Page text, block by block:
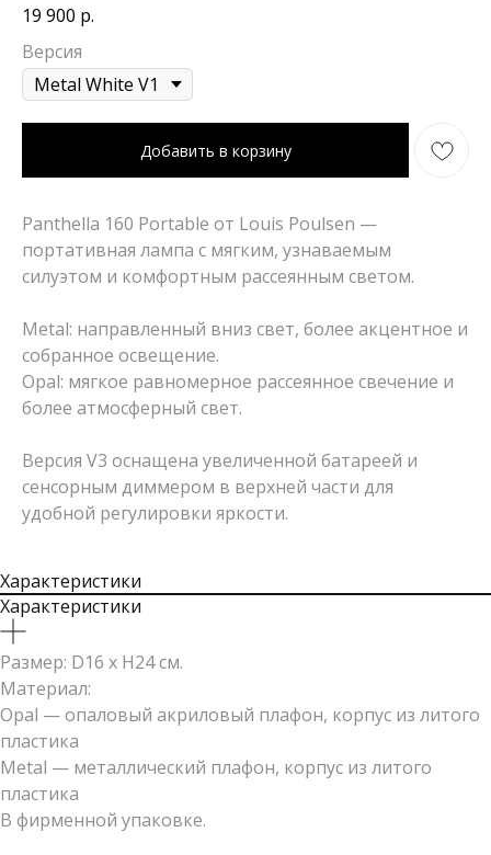
19 900 р.
Версия
Добавить в корзину
Panthella 160 Portable от Louis Poulsen —
портативная лампа с мягким, узнаваемым
силуэтом и комфортным рассеянным светом.
Metal: направленный вниз свет, более акцентное и
собранное освещение.
Opal: мягкое равномерное рассеянное свечение и
более атмосферный свет.
Версия V3 оснащена увеличенной батареей и
сенсорным диммером в верхней части для
удобной регулировки яркости.
Характеристики
Характеристики
Размер: D16 x H24 см.
Материал:
Opal — опаловый акриловый плафон, корпус из литого
пластика
Metal — металлический плафон, корпус из литого
пластика
В фирменной упаковке.